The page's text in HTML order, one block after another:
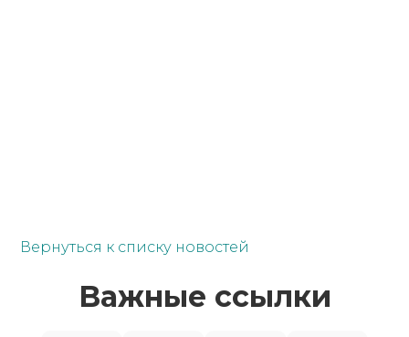
Вернуться к списку новостей
Важные ссылки